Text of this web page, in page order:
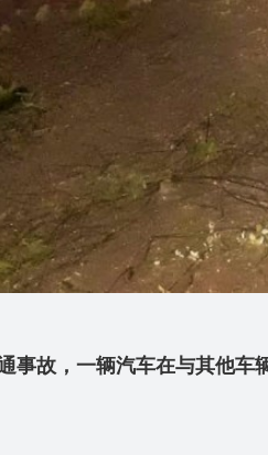
事故，一辆汽车在与其他车